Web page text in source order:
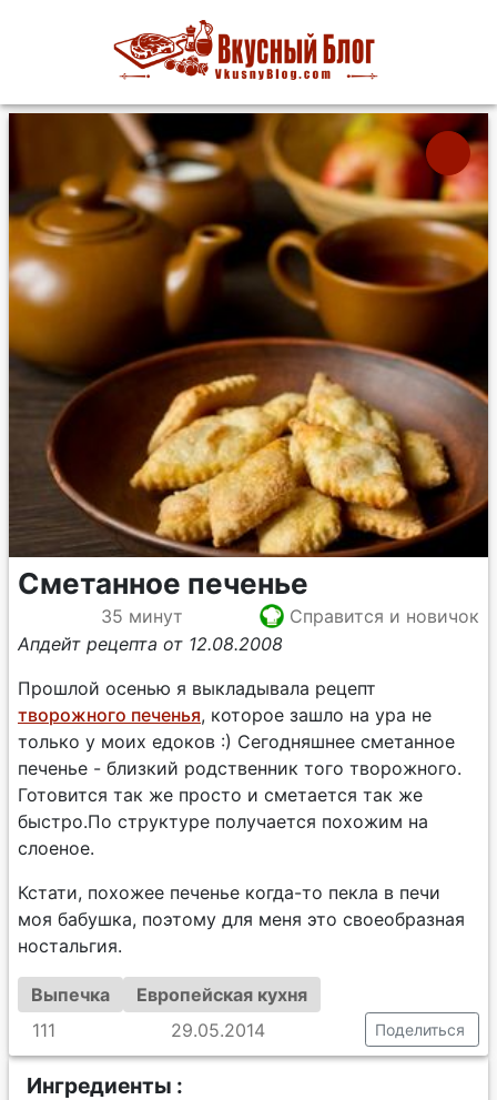
Сметанное печенье
35 минут
Справится и новичок
Апдейт рецепта от 12.08.2008
Прошлой осенью я выкладывала рецепт
творожного печенья, которое зашло на ура не
только у моих едоков :) Сегодняшнее сметанное
печенье - близкий родственник того творожного.
Готовится так же просто и сметается так же
быстро.По структуре получается похожим на
слоеное.
Кстати, похожее печенье когда-то пекла в печи
моя бабушка, поэтому для меня это своеобразная
ностальгия.
Выпечка
Европейская кухня
111
29.05.2014 Поделиться
Ингредиенты :